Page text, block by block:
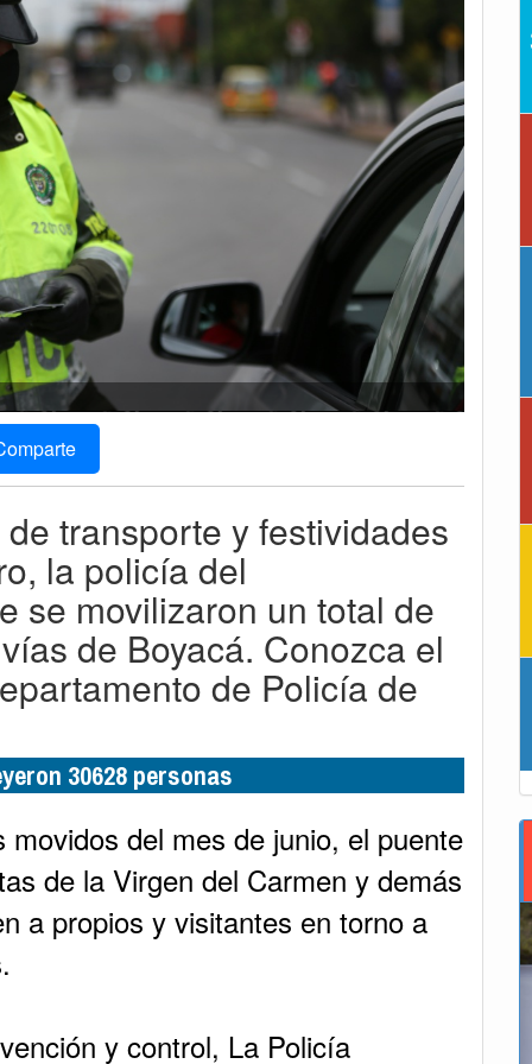
transporte y festividades
la policía del
se movilizaron un total de
de Boyacá. Conozca el
de Policía de
30628 personas
del mes de junio, el puente
de la Virgen del Carmen y demás
a propios y visitantes en torno a
y control, La Policía